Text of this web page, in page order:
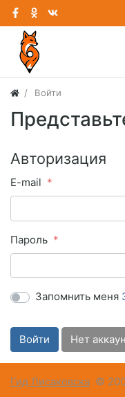
Войти
Авторизация
E-mail
Пароль
Запомнить меня
Войти Нет
Гид Лисаковска ©